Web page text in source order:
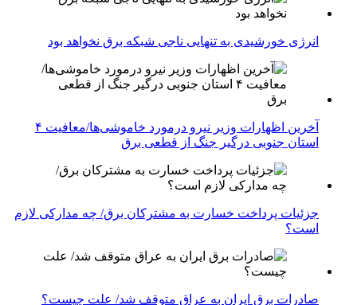
انرژی خورشیدی به تنهایی ناجی شبکه برق نخواهد بود
آخرین اظهارات وزیر نیرو درمورد خاموشی‌ها/معافیت ۴
استان جنوبی درگیر جنگ از قطعی برق
جزئیات پرداخت خسارت به مشترکان برق/ چه مدارکی لازم
است؟
صادرات برق ایران به عراق متوقف شد/ علت چیست؟